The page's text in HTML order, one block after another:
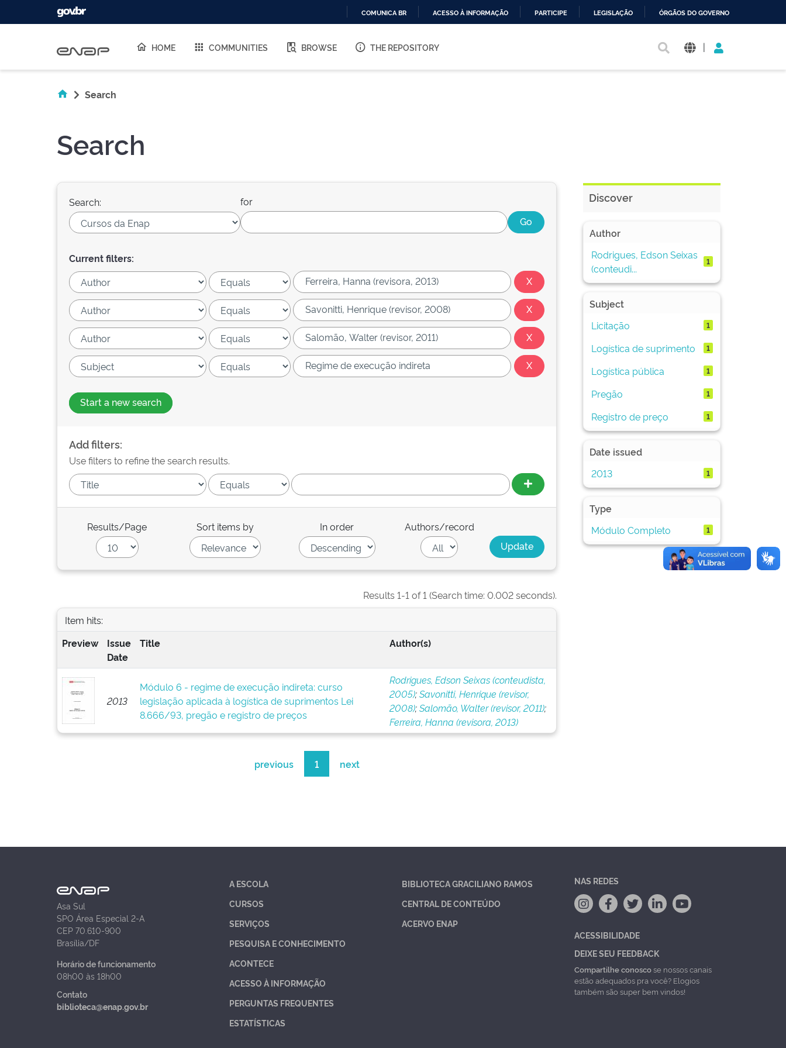
O
COMUNICA BR ACESSO À INFORMAÇÃO PARTICIPE LEGISLAÇÃO ÓRGÃOS DO GOVERNO
HOME COMMUNITIES BROWSE THE REPOSITORY |
Search
Search
Search: for
Current filters:
Start a new search
Add filters:
Use filters to refine the search results.
Results/Page Sort items by In order Authors/record
Results 1-1 of 1 (Search time: 0.002 seconds).
Item hits:
Preview
Issue
Date
Title Author(s)
2013
Módulo 6 - regime de execução indireta: curso
legislação aplicada à logística de suprimentos Lei
8.666/93, pregão e registro de preços
Rodrigues, Edson Seixas (conteudista,
2005);Savonitti, Henrique (revisor,
2008);Salomão, Walter (revisor, 2011);
Ferreira, Hanna (revisora, 2013)
previous 1 next
Discover
Author
Rodrigues, Edson Seixas
(conteudi...
1
Subject
Licitação
1
Logística de suprimento 1
Logística pública 1
Pregão 1
Registro de preço 1
Date issued
2013
1
Type
Módulo Completo
1
Asa Sul
SPO Área Especial 2-A
CEP 70.610-900
Brasília/DF
Horário de funcionamento
08h00 às 18h00
Contato
biblioteca@enap.gov.br
A ESCOLA
CURSOS
SERVIÇOS
PESQUISA E CONHECIMENTO
ACONTECE
ACESSO À INFORMAÇÃO
PERGUNTAS FREQUENTES
ESTATÍSTICAS
BIBLIOTECA GRACILIANO RAMOS
CENTRAL DE CONTEÚDO
ACERVO ENAP
NAS REDES
ACESSIBILIDADE
DEIXE SEU FEEDBACK
Compartilhe conoscose nossos canais
estão adequados pra você? Elogios
também são super bem vindos!